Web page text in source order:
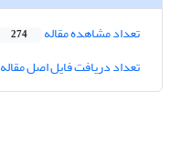
تعداد مشاهده مقاله 274
تعداد دریافت فایل اصل مقاله